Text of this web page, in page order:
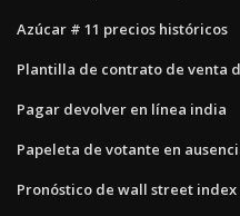
Azúcar # 11 precios históricos
Plantilla de contrato de venta
Pagar devolver en línea india
Papeleta de votante en
Pronóstico de wall street index